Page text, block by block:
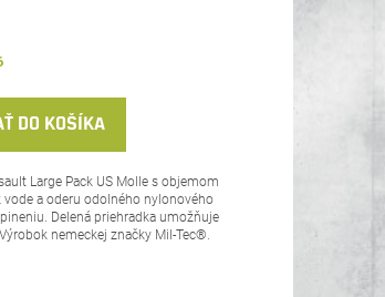
DO KOŠÍKA
Large Pack US Molle s objemom
a oderu odolného nylonového
Delená priehradka umožňuje
nemeckej značky Mil-Tec®.